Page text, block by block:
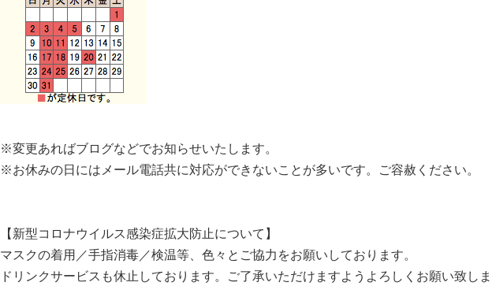
※変更あればブログなどでお知らせいたします。
※お休みの日にはメール電話共に対応ができないことが多いです。ご容赦ください。
【新型コロナウイルス感染症拡大防止について】
マスクの着用／手指消毒／検温等、色々とご協力をお願いしております。
ドリンクサービスも休止しております。ご了承いただけますようよろしくお願い致しま